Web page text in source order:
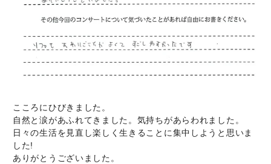
こころにひびきました。
自然と涙があふれてきました。気持ちがあらわれました。
日々の生活を見直し楽しく生きることに集中しようと思いま
した!
ありがとうございました。